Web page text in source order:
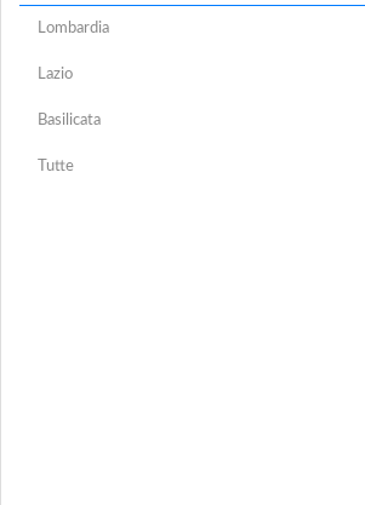
Lombardia
Lazio
Basilicata
Tutte